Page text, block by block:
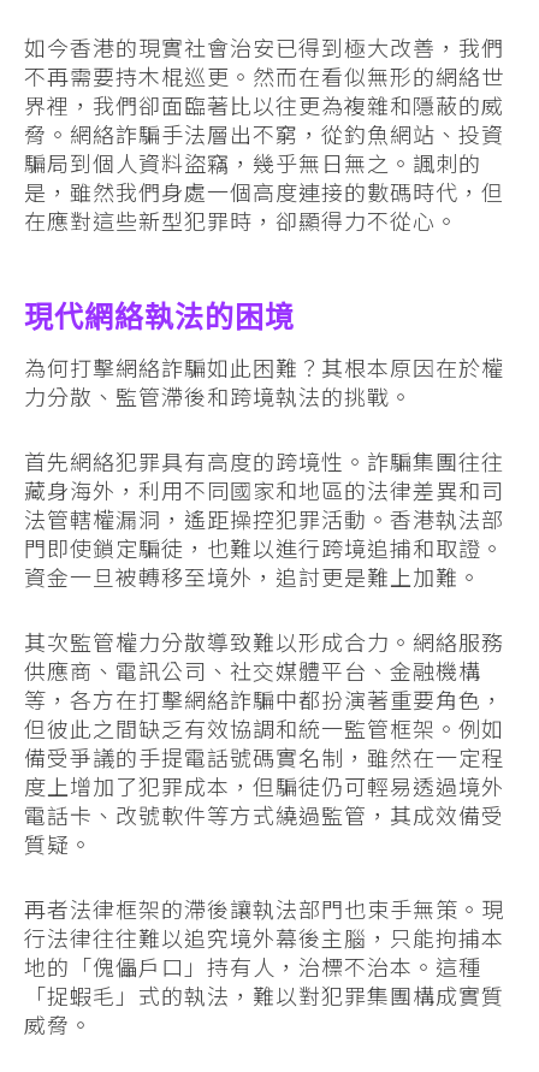
如今香港的現實社會治安已得到極大改善，我們
不再需要持木棍巡更。然而在看似無形的網絡世
界裡，我們卻面臨著比以往更為複雜和隱蔽的威
脅。網絡詐騙手法層出不窮，從釣魚網站、投資
騙局到個人資料盜竊，幾乎無日無之。諷刺的
是，雖然我們身處一個高度連接的數碼時代，但
在應對這些新型犯罪時，卻顯得力不從心。
現代網絡執法的困境
為何打擊網絡詐騙如此困難？其根本原因在於權
力分散、監管滯後和跨境執法的挑戰。
首先網絡犯罪具有高度的跨境性。詐騙集團往往
藏身海外，利用不同國家和地區的法律差異和司
法管轄權漏洞，遙距操控犯罪活動。香港執法部
門即使鎖定騙徒，也難以進行跨境追捕和取證。
資金一旦被轉移至境外，追討更是難上加難。
其次監管權力分散導致難以形成合力。網絡服務
供應商、電訊公司、社交媒體平台、金融機構
等，各方在打擊網絡詐騙中都扮演著重要角色，
但彼此之間缺乏有效協調和統一監管框架。例如
備受爭議的手提電話號碼實名制，雖然在一定程
度上增加了犯罪成本，但騙徒仍可輕易透過境外
電話卡、改號軟件等方式繞過監管，其成效備受
質疑。
再者法律框架的滯後讓執法部門也束手無策。現
行法律往往難以追究境外幕後主腦，只能拘捕本
地的「傀儡戶口」持有人，治標不治本。這種
「捉蝦毛」式的執法，難以對犯罪集團構成實質
威脅。